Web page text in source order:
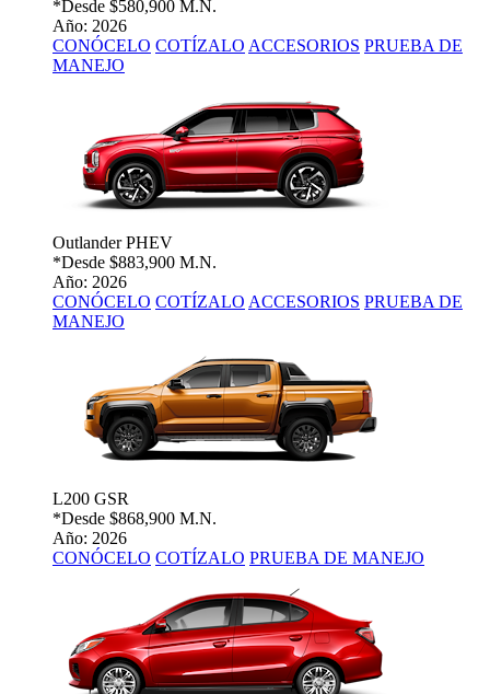
*Desde $580,900 M.N.
Año: 2026
CONÓCELO COTÍZALO ACCESORIOS PRUEBA DE
MANEJO
Outlander PHEV
*Desde $883,900 M.N.
Año: 2026
CONÓCELO COTÍZALO ACCESORIOS PRUEBA DE
MANEJO
L200 GSR
*Desde $868,900 M.N.
Año: 2026
CONÓCELO COTÍZALO PRUEBA DE MANEJO